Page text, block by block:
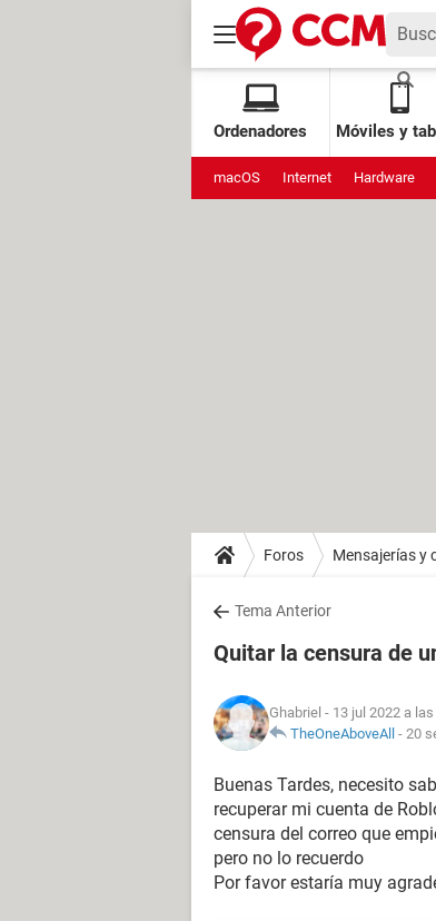
Ordenadores Móviles y
macOS Internet Hardware
Foros Mensajerías y
Tema Anterior
Quitar la censura de
Ghabriel - 13 jul 2022 a
TheOneAboveAll - 20
Buenas Tardes, necesito
recuperar mi cuenta de
censura del correo que
pero no lo recuerdo
Por favor estaría muy